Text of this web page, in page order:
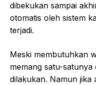
dibekukan sampai
otomatis oleh sistem
terjadi.
Meski membutuhkan
memang satu-
dilakukan. Namun jika